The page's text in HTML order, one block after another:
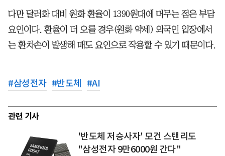
다만 달러화 대비 원화 환율이 1390원대에 머무는 점은 부담
요인이다. 환율이 더 오를 경우(원화 약세) 외국인 입장에서
는 환차손이 발생해 매도 요인으로 작용할 수 있기 때문이다.
#삼성전자 #반도체 #AI
관련 기사
'반도체 저승사자' 모건 스탠리도
"삼성전자 9만6000원 간다"